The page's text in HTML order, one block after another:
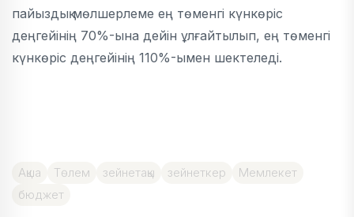
пайыздық мөлшерлеме ең төменгі күнкөріс
деңгейінің 70%-ына дейін ұлғайтылып, ең төменгі
күнкөріс деңгейінің 110%-ымен шектеледі.
Ақша Төлем зейнетақы зейнеткер
Мемлекет
бюджет